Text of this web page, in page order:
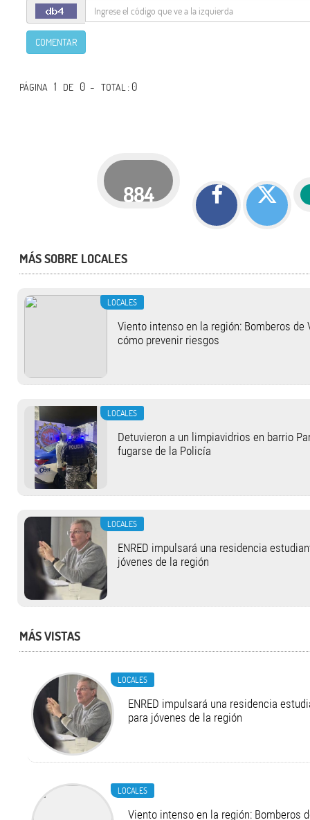
COMENTAR
PÁGINA 1 DE 0 -TOTAL: 0
884
MÁS SOBRE LOCALES
LOCALES
Viento intenso en la región: Bomberos
cómo prevenir riesgos
LOCALES
Detuvieron a un limpiavidrios en barrio
fugarse de la Policía
LOCALES
ENRED impulsará una residencia
jóvenes de la región
MÁS VISTAS
LOCALES
ENRED impulsará una residencia
para jóvenes de la región
LOCALES
Viento intenso en la región: Bomberos